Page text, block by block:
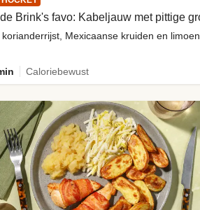
korianderrijst, Mexicaanse kruiden en limoen
Caloriebewust